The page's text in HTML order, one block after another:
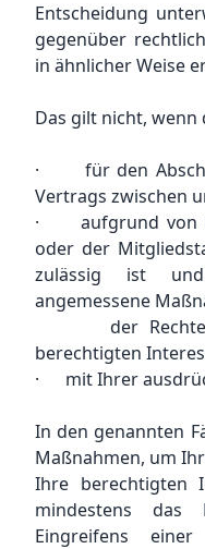
Entscheidung
gegenüber
in ähnlicher Weise
Das gilt nicht, wenn
· für den
Vertrags zwischen
· aufgrund von
oder der
zulässig ist und
angemessene
der Rechte
berechtigten
· mit Ihrer
In den genannten
Maßnahmen, um
Ihre berechtigten
mindestens das
Eingreifens